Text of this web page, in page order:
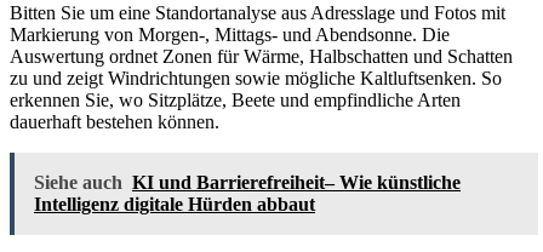
Bitten Sie um eine Standortanalyse aus Adresslage und Fotos mit
Markierung von Morgen-, Mittags- und Abendsonne. Die
Auswertung ordnet Zonen für Wärme, Halbschatten und Schatten
zu und zeigt Windrichtungen sowie mögliche Kaltluftsenken. So
erkennen Sie, wo Sitzplätze, Beete und empfindliche Arten
dauerhaft bestehen können.
Siehe auch KI und Barrierefreiheit– Wie künstliche
Intelligenz digitale Hürden abbaut